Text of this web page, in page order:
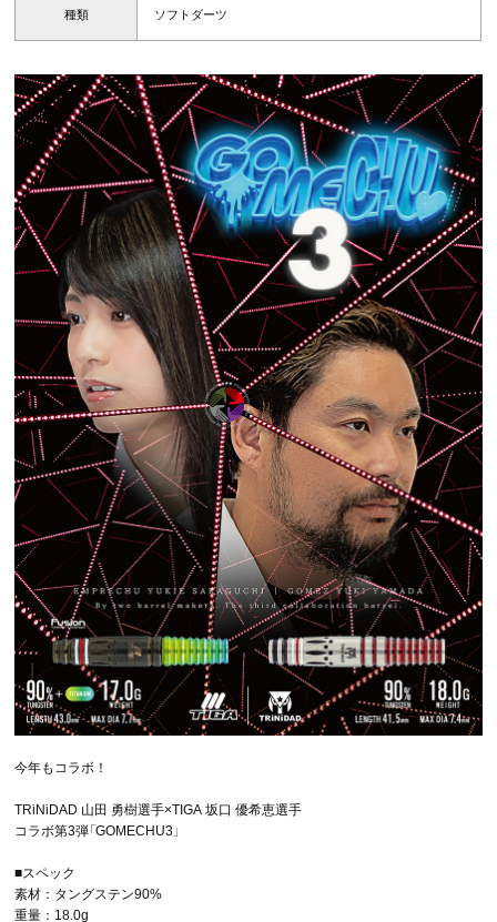
種類 ソフトダーツ
今年もコラボ！
TRiNiDAD 山田 勇樹選手×TIGA 坂口 優希恵選手
コラボ第3弾「GOMECHU3」
■スペック
素材：タングステン90%
重量：18.0g